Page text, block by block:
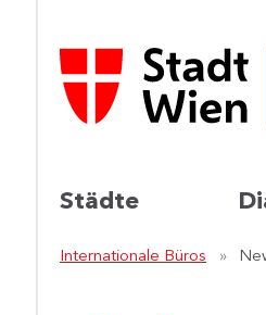
Städte
Internationale Büros